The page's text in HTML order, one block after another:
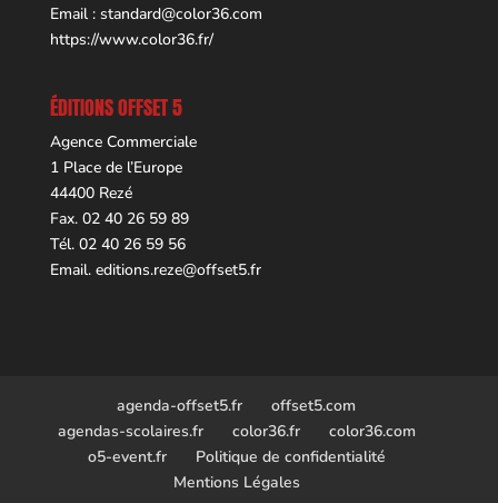
Email : standard@color36.com
https://www.color36.fr/
ÉDITIONS OFFSET 5
Agence Commerciale
1 Place de l’Europe
44400 Rezé
Fax. 02 40 26 59 89
Tél. 02 40 26 59 56
Email. editions.reze@offset5.fr
agenda-offset5.fr
offset5.com
agendas-scolaires.fr
color36.fr
color36.com
o5-event.fr
Politique de confidentialité
Mentions Légales